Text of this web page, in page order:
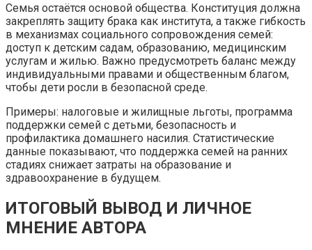
Семья остаётся основой общества. Конституция должна
закреплять защиту брака как института, а также гибкость
в механизмах социального сопровождения семей:
доступ к детским садам, образованию, медицинским
услугам и жилью. Важно предусмотреть баланс между
индивидуальными правами и общественным благом,
чтобы дети росли в безопасной среде.
Примеры: налоговые и жилищные льготы, программа
поддержки семей с детьми, безопасность и
профилактика домашнего насилия. Статистические
данные показывают, что поддержка семей на ранних
стадиях снижает затраты на образование и
здравоохранение в будущем.
ИТОГОВЫЙ ВЫВОД И ЛИЧНОЕ
МНЕНИЕ АВТОРА